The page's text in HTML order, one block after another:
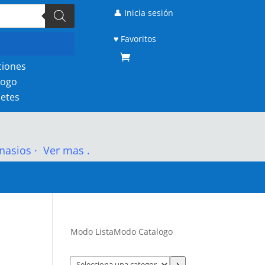
👤 Inicia sesión
♥ Favoritos
· Ver mas .
Modo ListaModo Catalogo
Selecciona